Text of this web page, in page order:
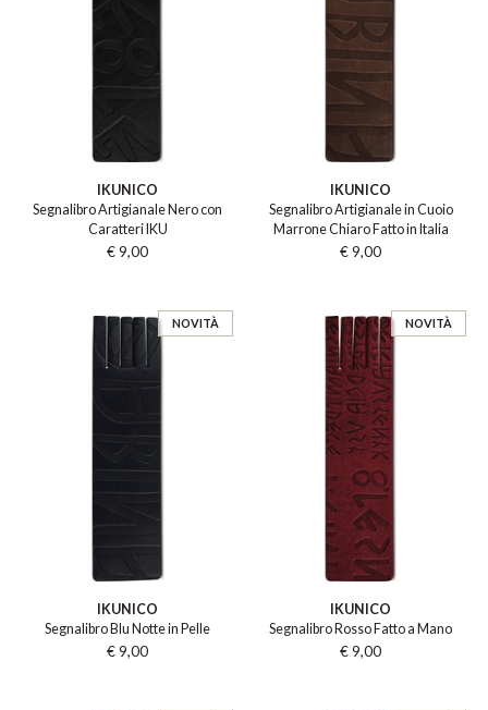
IKUNICO
Segnalibro Artigianale Nero con
Caratteri IKU
€ 9,00
IKUNICO
Segnalibro Artigianale in Cuoio
Marrone Chiaro Fatto in Italia
€ 9,00
NOVITÀ
IKUNICO
Segnalibro Blu Notte in Pelle
€ 9,00
NOVITÀ
IKUNICO
Segnalibro Rosso Fatto a Mano
€ 9,00